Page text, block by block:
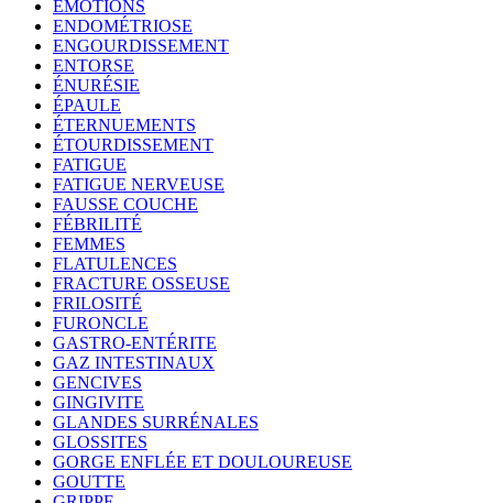
ÉMOTIONS
ENDOMÉTRIOSE
ENGOURDISSEMENT
ENTORSE
ÉNURÉSIE
ÉPAULE
ÉTERNUEMENTS
ÉTOURDISSEMENT
FATIGUE
FATIGUE NERVEUSE
FAUSSE COUCHE
FÉBRILITÉ
FEMMES
FLATULENCES
FRACTURE OSSEUSE
FRILOSITÉ
FURONCLE
GASTRO-ENTÉRITE
GAZ INTESTINAUX
GENCIVES
GINGIVITE
GLANDES SURRÉNALES
GLOSSITES
GORGE ENFLÉE ET DOULOUREUSE
GOUTTE